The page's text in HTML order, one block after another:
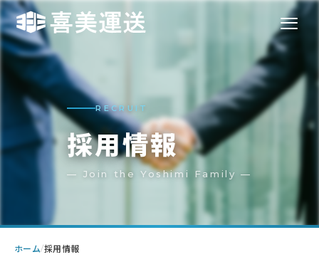
RECRUIT
採用情報
— Join the Yoshimi Family —
ホーム 採用情報